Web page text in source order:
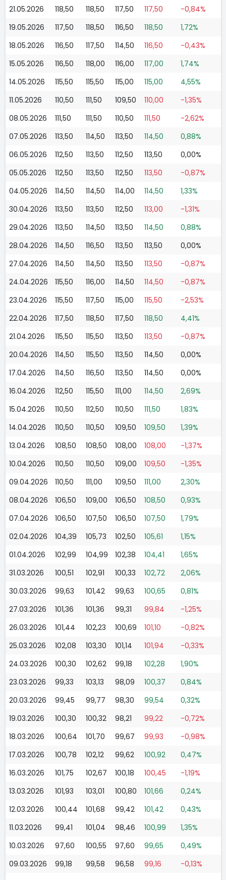
21.05.2026 118,50 118,50 117,50 117,50
-0,84%
19.05.2026
117,50 118,50 116,50 118,50
1,72%
18.05.2026
116,50 117,50 114,50 116,50
-0,43%
15.05.2026
116,50 118,00 116,00 117,00
1,74%
14.05.2026
115,50 115,50 115,00 115,00
4,55%
11.05.2026
110,50 111,50 109,50 110,00
-1,35%
08.05.2026
111,50 111,50 110,50 111,50
-2,62%
07.05.2026
113,50 114,50 113,50 114,50
0,88%
06.05.2026
112,50 113,50 112,50 113,50
0,00%
05.05.2026
112,50 113,50 112,50 113,50
-0,87%
04.05.2026
114,50 114,50 114,00 114,50
1,33%
30.04.2026
113,50 113,50 112,50 113,00
-1,31%
29.04.2026
113,50 114,50 113,50 114,50
0,88%
28.04.2026
114,50 116,50 113,50 113,50
0,00%
27.04.2026
114,50 114,50 113,50 113,50
-0,87%
24.04.2026
115,50 116,00 114,50 114,50
-0,87%
23.04.2026
115,50 117,50 115,00 115,50
-2,53%
22.04.2026
117,50 118,50 117,50 118,50
4,41%
21.04.2026
115,50 115,50 113,50 113,50
-0,87%
20.04.2026
114,50 115,50 113,50 114,50
0,00%
17.04.2026
114,50 116,50 113,50 114,50
0,00%
16.04.2026
112,50 115,50 111,00 114,50
2,69%
15.04.2026
110,50 112,50 110,50 111,50
1,83%
14.04.2026
110,50 110,50 109,50 109,50
1,39%
13.04.2026
108,50 108,50 108,00 108,00
-1,37%
10.04.2026
110,50 110,50 109,00 109,50
-1,35%
09.04.2026
110,50 111,00 109,50 111,00
2,30%
08.04.2026
106,50 109,00 106,50 108,50
0,93%
07.04.2026
106,50 107,50 106,50 107,50
1,79%
02.04.2026
104,39 105,73 102,50 105,61
1,15%
01.04.2026
102,99 104,99 102,38 104,41
1,65%
31.03.2026
100,51 102,91 100,33 102,72
2,06%
30.03.2026
99,63 101,42 99,63 100,65
0,81%
27.03.2026
101,36 101,36 99,31 99,84
-1,25%
26.03.2026
101,44 102,23 100,69 101,10
-0,82%
25.03.2026
102,08 103,30 101,14 101,94
-0,33%
24.03.2026
100,30 102,62 99,18 102,28
1,90%
23.03.2026
99,33 103,13 98,09 100,37
0,84%
20.03.2026
99,45 99,77 98,30 99,54
0,32%
19.03.2026
100,30 100,32 98,21 99,22
-0,72%
18.03.2026
100,64 101,70 99,67 99,93
-0,98%
17.03.2026
100,78 102,12 99,62 100,92
0,47%
16.03.2026
101,75 102,67 100,18 100,45
-1,19%
13.03.2026
101,93 103,01 100,80 101,66
0,24%
12.03.2026
100,44 101,68 99,42 101,42
0,43%
11.03.2026
99,41 101,04 98,46 100,99
1,35%
10.03.2026
97,60 100,55 97,60 99,65
0,49%
09.03.2026
99,18 99,58 96,58 99,16 -0,13%